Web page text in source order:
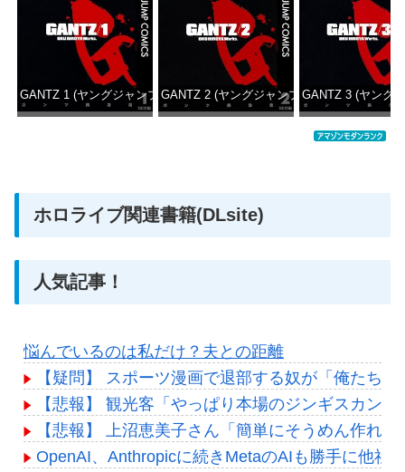
GANTZ 1 (ヤングジャンプコミックスDIGITAL)
GANTZ 2 (ヤングジャンプコミックス
GANTZ 3 (ヤング
ホロライブ関連書籍(DLsite)
人気記事！
悩んでいるのは私だけ？夫との距離
【疑問】 スポーツ漫画で退部する奴が「俺たち
【悲報】 観光客「やっぱり本場のジンギスカン
【悲報】 上沼恵美子さん「簡単にそうめん作れ
OpenAI、Anthropicに続きMetaのAIも勝手に他社